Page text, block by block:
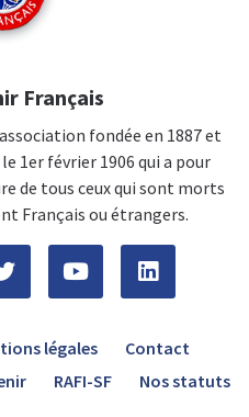
Français
fondée en 1887 et
1er février 1906 qui a pour
de tous ceux qui sont morts
Français ou étrangers.
légales
Contact
RAFI-SF Nos statuts